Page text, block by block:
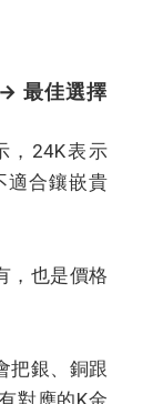
最佳選擇
，24K表示
適合鑲嵌貴
，也是價格
把銀、銅跟
對應的K金